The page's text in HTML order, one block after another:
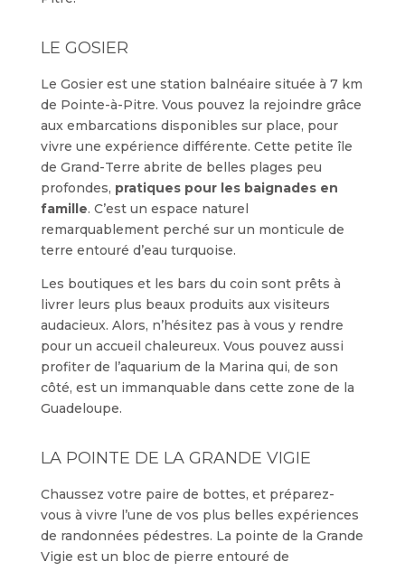
LE GOSIER
Le Gosier est une station balnéaire située à 7 km
de Pointe-à-Pitre. Vous pouvez la rejoindre grâce
aux embarcations disponibles sur place, pour
vivre une expérience différente. Cette petite île
de Grand-Terre abrite de belles plages peu
profondes, pratiques pour les baignades en
famille. C’est un espace naturel
remarquablement perché sur un monticule de
terre entouré d’eau turquoise.
Les boutiques et les bars du coin sont prêts à
livrer leurs plus beaux produits aux visiteurs
audacieux. Alors, n’hésitez pas à vous y rendre
pour un accueil chaleureux. Vous pouvez aussi
profiter de l’aquarium de la Marina qui, de son
côté, est un immanquable dans cette zone de la
Guadeloupe.
LA POINTE DE LA GRANDE VIGIE
Chaussez votre paire de bottes, et préparez-
vous à vivre l’une de vos plus belles expériences
de randonnées pédestres. La pointe de la Grande
Vigie est un bloc de pierre entouré de